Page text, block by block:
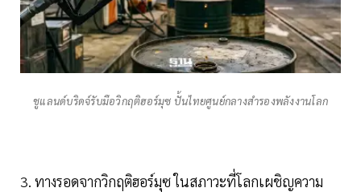
ชูแลนด์บริดจ์รับมือวิกฤติฮอร์มุซ ปั้นไทยศูนย์กลางสำรองพลังงานโลก
3. ทางรอดจากวิกฤติฮอร์มุซ ในสภาวะที่โลกเผชิญความ